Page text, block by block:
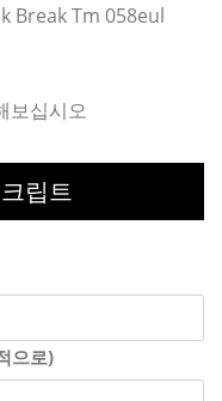
Break Tm 058eul
보십시오
립트
으로)